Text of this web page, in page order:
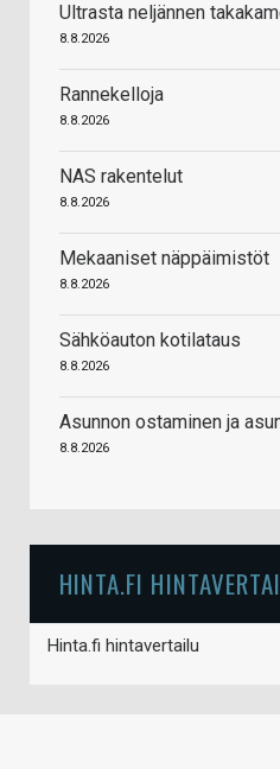
Ultrasta neljännen
8.8.2026
Rannekelloja
8.8.2026
NAS rakentelut
8.8.2026
Mekaaniset näppäimistöt
8.8.2026
Sähköauton kotilataus
8.8.2026
Asunnon ostaminen ja
8.8.2026
HINTA.FI
Hinta.fi hintavertailu